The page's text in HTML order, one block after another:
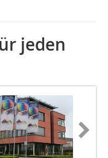
jeden